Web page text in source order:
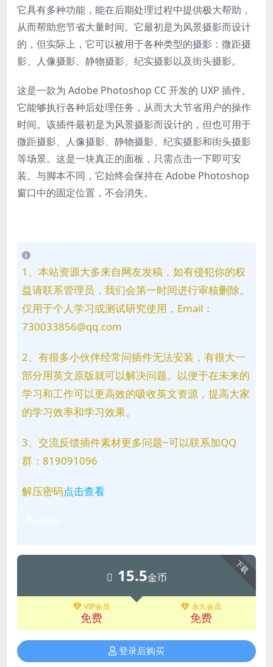
它具有多种功能，能在后期处理过程中提供极大帮助，
从而帮助您节省大量时间。它最初是为风景摄影而设计
的，但实际上，它可以被用于各种类型的摄影：微距摄
影、人像摄影、静物摄影、纪实摄影以及街头摄影。
这是一款为 Adobe Photoshop CC 开发的 UXP 插件。
它能够执行各种后处理任务，从而大大节省用户的操作
时间。该插件最初是为风景摄影而设计的，但也可用于
微距摄影、人像摄影、静物摄影、纪实摄影和街头摄影
等场景。这是一块真正的面板，只需点击一下即可安
装。与脚本不同，它始终会保持在 Adobe Photoshop
窗口中的固定位置，不会消失。
1、本站资源大多来自网友发稿，如有侵犯你的权
益请联系管理员，我们会第一时间进行审核删除。
仅用于个人学习或测试研究使用，Email：
730033856@qq.com
2、有很多小伙伴经常问插件无法安装，有很大一
部分用英文原版就可以解决问题。以便于在未来的
学习和工作可以更高效的吸收英文资源，提高大家
的学习效率和学习效果。
3、交流反馈插件素材更多问题~可以联系加QQ
群：819091096
解压密码点击查看
下载
15.5金币
VIP会员
免费
永久会员
免费
登录后购买